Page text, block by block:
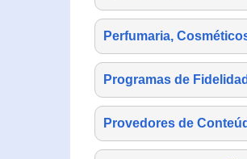
Perfumaria,
Programas de
Provedores de